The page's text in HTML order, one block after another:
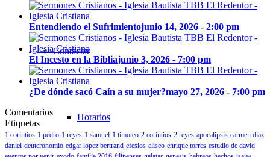
Contactar
Horarios
Entendiendo el Sufrimientojunio 14, 2026 - 2:00 pm
El Incesto en la Bibliajunio 3, 2026 - 7:00 pm
¿De dónde sacó Caín a su mujer?mayo 27, 2026 - 7:00 pm
Comentarios
Etiquetas
1 corintios 1 pedro 1 reyes 1 samuel 1 timoteo 2 corintios 2 reyes apocalipsis carmen diaz
daniel deuteronomio edgar lopez bertrand efesios eliseo enrique torres estudio de david